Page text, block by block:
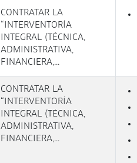
CONTRATAR LA
“INTERVENTORÍA
INTEGRAL (TÉCNICA,
ADMINISTRATIVA,
FINANCIERA,...
CONTRATAR LA
“INTERVENTORÍA
INTEGRAL (TÉCNICA,
ADMINISTRATIVA,
FINANCIERA,...